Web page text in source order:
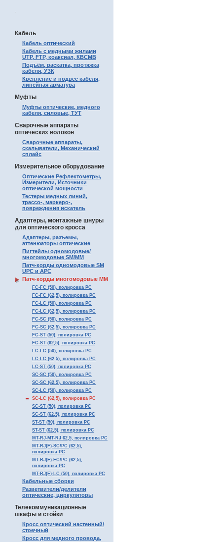
.
Кабель
Кабель оптический
Кабель с медными жилами
UTP, FTP, коаксиал, КВСМВ
Подъём, раскатка, протяжка
кабеля, УЗК
Крепление и подвес кабеля,
линейная арматура
Муфты
Муфты оптические, медного
кабеля, силовые, ТУТ
Сварочные аппараты
оптических волокон
Сварочные аппараты,
скалыватели, Механический
сплайс
Измерительное оборудование
Оптические Рефлектометры,
Измерители, Источники
оптической мощности
Тестеры медных линий,
трассо-, маркеро-,
повреждения искатель
Адаптеры, монтажные шнуры
для оптического кросса
Адаптеры, разъемы,
аттенюаторы оптические
Пигтейлы одномодовые/
многомодовые SM/MM
Патч-корды одномодовые SM
UPC и APC
Патч-корды многомодовые MM
FC-FC (50), полировка PC
FC-FC (62,5), полировка PC
FC-LC (50), полировка PC
FC-LC (62,5), полировка PC
FC-SC (50), полировка PC
FC-SC (62,5), полировка PC
FC-ST (50), полировка PC
FC-ST (62,5), полировка PC
LC-LC (50), полировка PC
LC-LC (62,5), полировка PC
LC-ST (50), полировка PC
SC-SC (50), полировка PC
SC-SC (62.5), полировка PC
SC-LC (50), полировка PC
SC-LC (62,5), полировка PC
SC-ST (50), полировка PC
SC-ST (62,5), полировка PC
ST-ST (50), полировка PC
ST-ST (62,5), полировка PC
MT-RJ-MT-RJ 62,5, полировка PC
MT-RJ(F)-SC/PC (62,5),
полировка PC
MT-RJ(F)-FC/PC (62,5),
полировка PC
MT-RJ(F)-LC (50), полировка PC
Кабельные сборки
Разветвители/делители
оптические, циркуляторы
Телекоммуникационные
шкафы и стойки
Кросс оптический настенный/
стоечный
Кросс для медного провода.